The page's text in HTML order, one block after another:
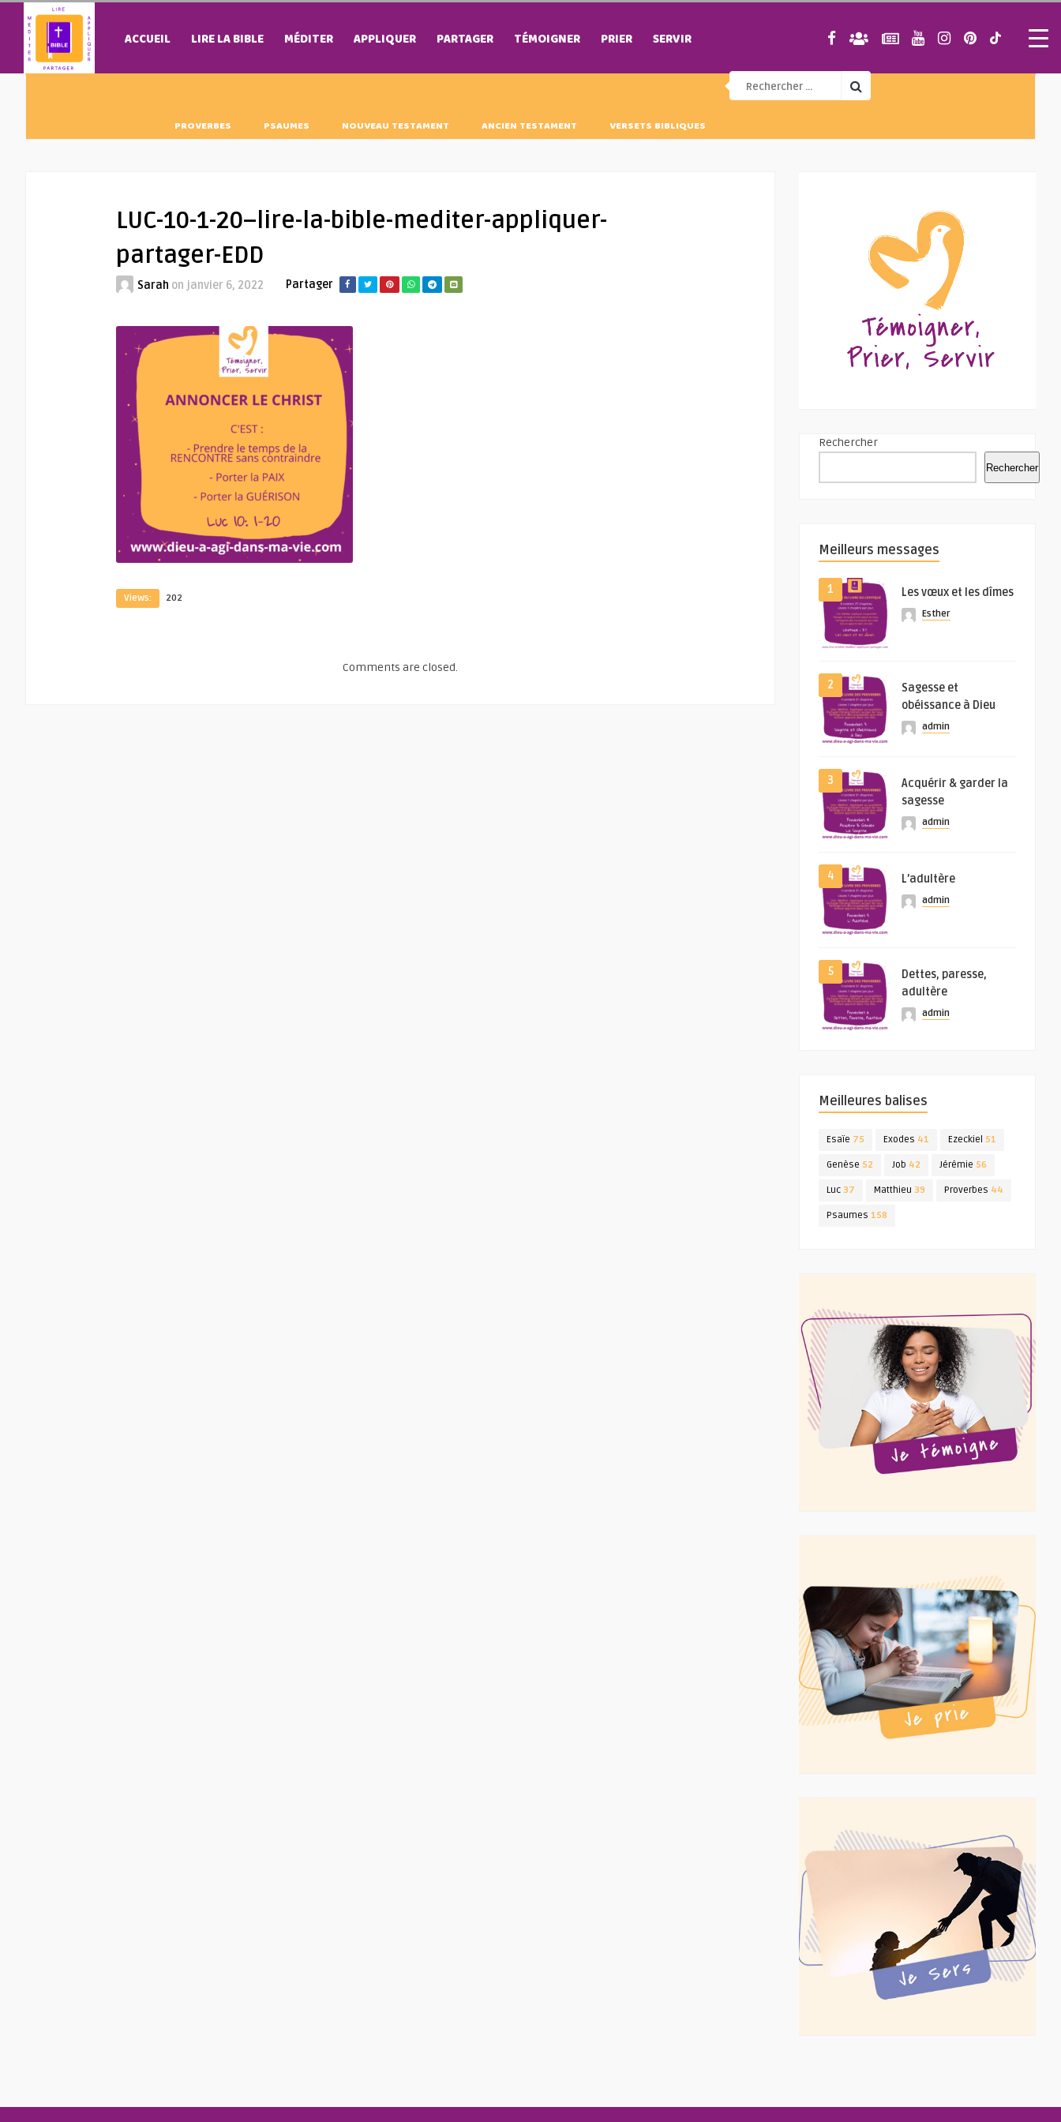
ACCUEIL LIRE LA BIBLE MÉDITER APPLIQUER PARTAGER TÉMOIGNER PRIER SERVIR
PROVERBES PSAUMES NOUVEAU TESTAMENT ANCIEN TESTAMENT VERSETS BIBLIQUES
LUC-10-1-20–lire-la-bible-mediter-appliquer-
partager-EDD
Sarah on janvier 6, 2022 Partager
Views: 202
Comments are closed.
Rechercher
Rechercher
Meilleurs messages
1 Les vœux et les dîmes
Esther
2
Sagesse et
obéissance à Dieu
admin
3
Acquérir & garder la
sagesse
admin
4 L’adultère
admin
5
Dettes, paresse,
adultère
admin
Meilleures balises
Esaïe 75 Exodes 41 Ezeckiel 51
Genèse 52 Job 42 Jérémie 56
Luc 37 Matthieu 39 Proverbes 44
Psaumes 158